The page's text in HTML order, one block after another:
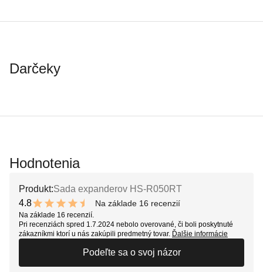
Darčeky
Hodnotenia
Produkt:Sada expanderov HS-R050RT
4.8
9.6 out of 10 stars
Na základe 16 recenzií
Na základe 16 recenzií.
Pri recenziách spred 1.7.2024 nebolo overované, či boli poskytnuté
zákazníkmi ktorí u nás zakúpili predmetný tovar. Ďalšie informácie
Podeľte sa o svoj názor